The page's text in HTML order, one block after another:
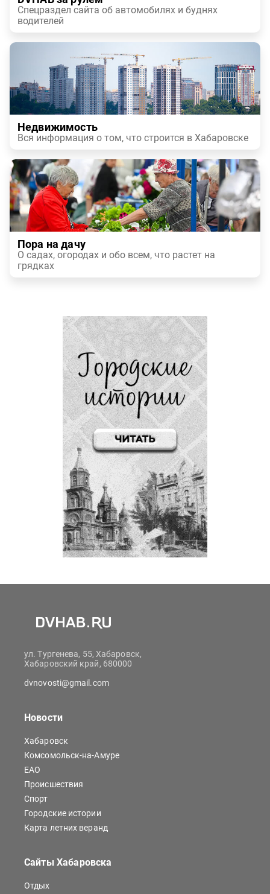
Спецраздел сайта об автомобилях и буднях
водителей
Недвижимость
Вся информация о том, что строится в Хабаровске
Пора на дачу
О садах, огородах и обо всем, что растет на
грядках
ул. Тургенева, 55, Хабаровск,
Хабаровский край, 680000
dvnovosti@gmail.com
Новости
Хабаровск
Комсомольск-на-Амуре
ЕАО
Происшествия
Спорт
Городские истории
Карта летних веранд
Сайты Хабаровска
Отдых